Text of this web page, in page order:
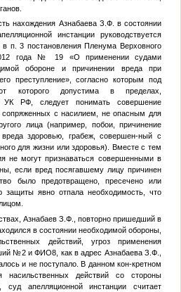
нахождения Азнабаева З.Ф. в состоянии
инстанции руководствуется
п. 3 постановления Пленума Верховного
года № 19 «О применении судами
обороне и причинении вреда при
преступление», согласно которым под
которого допустима в пределах,
РФ, следует понимать совершение
с насилием, не опасным для
лица (например, побои, причинение
вреда здоровью, грабеж, совершен-ный с
для жизни или здоровья). Вместе с тем
не могут признаваться совершенными в
если вред посягавшему лицу причинен
было предотвращено, пресечено или
явно отпала необходимость, что
Азнабаев З.Ф., повторно пришедший в
в состоянии необходимой обороны,
действий, угроз применения
№2иФИО8 , как в адрес Азнабаева З.Ф.,
и не поступало. В данном кон-кретном
насильственных действий со стороны
, суд апелляционной инстанции считает